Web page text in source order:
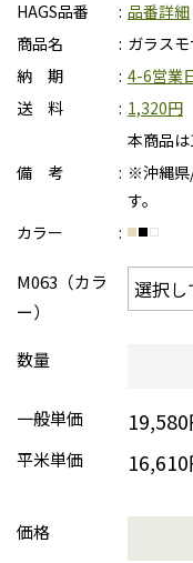
HAGS品番
品番詳細
商品名
ガラス
納 期
4-6営業
送 料
1,320円
本商品
備 考
※沖縄県
す。
カラー
M063（カラ
ー）
数量
一般単価
平米単価
価格